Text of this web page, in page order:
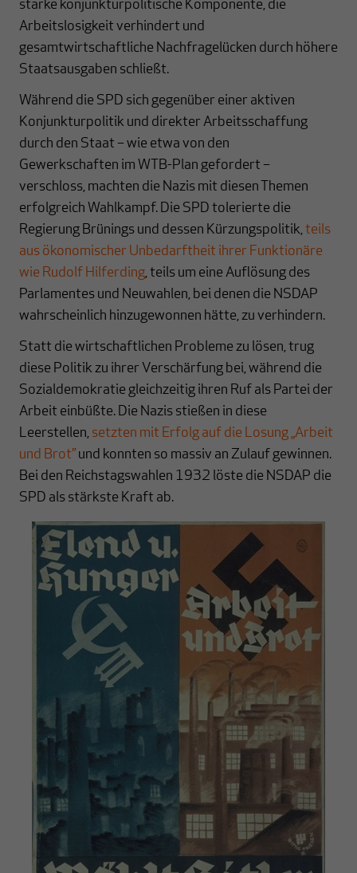
starke konjunkturpolitische Komponente, die
Arbeitslosigkeit verhindert und
gesamtwirtschaftliche Nachfragelücken durch höhere
Staatsausgaben schließt.
Während die SPD sich gegenüber einer aktiven
Konjunkturpolitik und direkter Arbeitsschaffung
durch den Staat – wie etwa von den
Gewerkschaften im WTB-Plan gefordert –
verschloss, machten die Nazis mit diesen Themen
erfolgreich Wahlkampf. Die SPD tolerierte die
Regierung Brünings und dessen Kürzungspolitik,teils
aus ökonomischer Unbedarftheit ihrer Funktionäre
wie Rudolf Hilferding, teils um eine Auflösung des
Parlamentes und Neuwahlen, bei denen die NSDAP
wahrscheinlich hinzugewonnen hätte, zu verhindern.
Statt die wirtschaftlichen Probleme zu lösen, trug
diese Politik zu ihrer Verschärfung bei, während die
Sozialdemokratie gleichzeitig ihren Ruf als Partei der
Arbeit einbüßte. Die Nazis stießen in diese
Leerstellen, setzten mit Erfolg auf die Losung „Arbeit
und Brot” und konnten so massiv an Zulauf gewinnen.
Bei den Reichstagswahlen 1932 löste die NSDAP die
SPD als stärkste Kraft ab.